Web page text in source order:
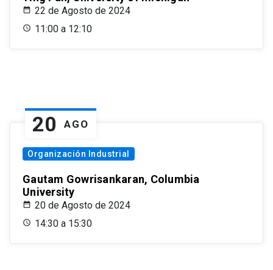
22 de Agosto de 2024
11:00 a 12:10
20 AGO
Organización Industrial
Gautam Gowrisankaran, Columbia
University
20 de Agosto de 2024
14:30 a 15:30